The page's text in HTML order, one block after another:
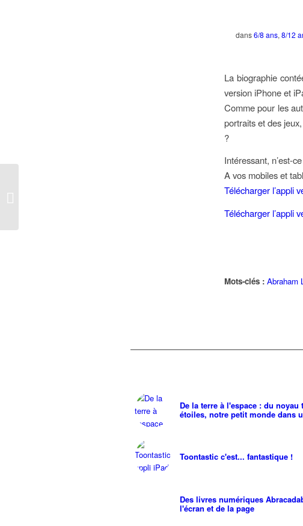
dans6/8 ans, 8/12
La biographie
version iPhone et
Comme pour les
portraits et des
?
Intéressant, n’est-
A vos mobiles et
Télécharger l’appli
Télécharger l’appli
Mots-clés : Abraham
De la terre à l'espace : du
étoiles, notre petit monde dans
Toontastic c'est... fantastique !
Des livres numériques
l'écran et de la page